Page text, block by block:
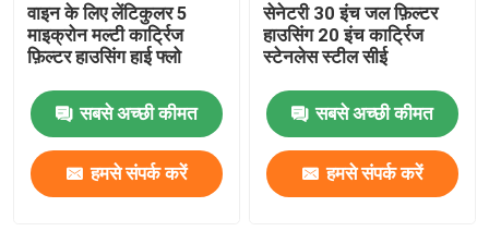
वाइन के लिए लेंटिकुलर 5
माइक्रोन मल्टी कार्ट्रिज
फ़िल्टर हाउसिंग हाई फ्लो
सबसे अच्छी कीमत
हमसे संपर्क करें
सेनेटरी 30 इंच जल फ़िल्टर
हाउसिंग 20 इंच कार्ट्रिज
स्टेनलेस स्टील सीई
सबसे अच्छी कीमत
हमसे संपर्क करें